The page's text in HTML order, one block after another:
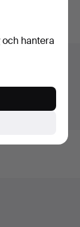
och hantera